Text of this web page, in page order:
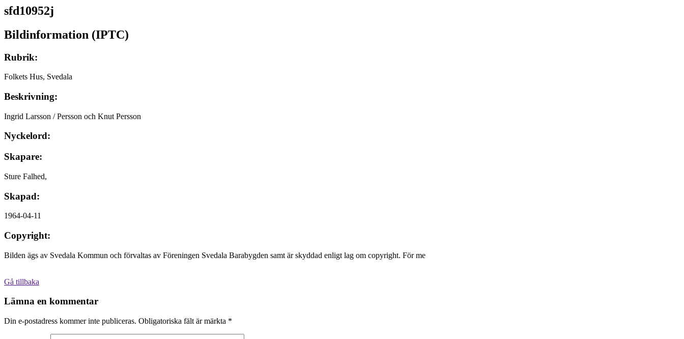
sfd10952j
Bildinformation (IPTC)
Rubrik:
Folkets Hus, Svedala
Beskrivning:
Ingrid Larsson / Persson och Knut Persson
Nyckelord:
Skapare:
Sture Falhed,
Skapad:
1964-04-11
Copyright:
Bilden ägs av Svedala Kommun och förvaltas av Föreningen Svedala Barabygden samt är skyddad enligt lag om copyright. För me
Gå tillbaka
Lämna en kommentar
Din e-postadress kommer inte publiceras. Obligatoriska fält är märkta *